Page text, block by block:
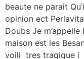
beaute ne parait
opinion ect
Doubs Je m’appelle
maison est les
voili tres tragique i